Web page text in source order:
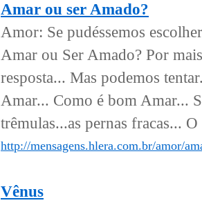
Amar ou ser Amado?
Amor: Se pudéssemos
Amar ou Ser Amado? Por
resposta... Mas podemos
Amar... Como é bom Amar...
trêmulas...as pernas fracas...
http://mensagens.hlera.com.br/amor/
Vênus